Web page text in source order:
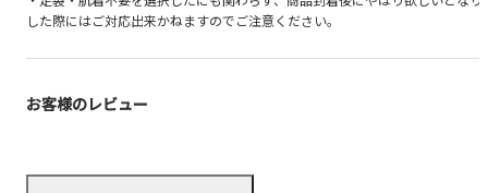
した際にはご対応出来かねますのでご注意ください。
お客様のレビュー